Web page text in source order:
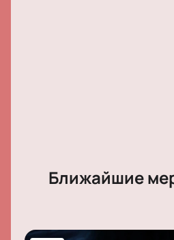
Ближайшие